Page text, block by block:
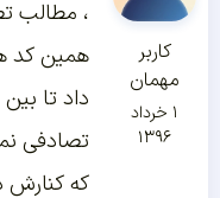
کاربر
مهمان
۱ خرداد
۱۳۹۶
، مطالب
همین کد
داد تا
تصادفی
که کنارش